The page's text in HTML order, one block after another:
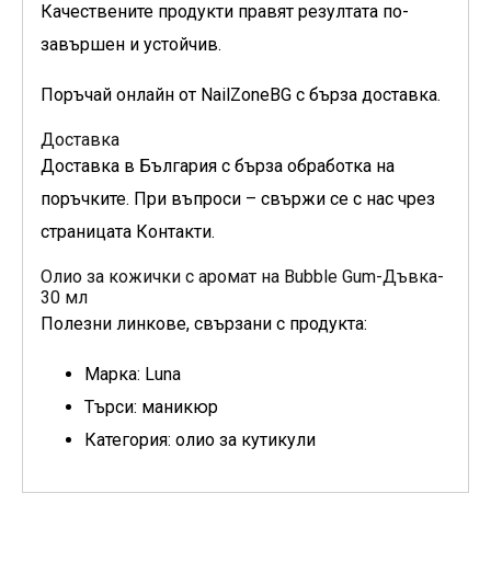
Качествените продукти правят резултата по-
завършен и устойчив.
Поръчай онлайн от NailZoneBG с бърза доставка.
Доставка
Доставка в България с бърза обработка на
поръчките. При въпроси – свържи се с нас чрез
страницата Контакти.
Олио за кожички с аромат на Bubble Gum-Дъвка-
30 мл
Полезни линкове, свързани с продукта:
Марка: Luna
Търси: маникюр
Категория: олио за кутикули